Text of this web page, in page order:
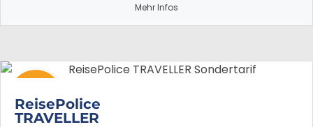
Mehr Infos
pro Tag
ReisePolice
TRAVELLER